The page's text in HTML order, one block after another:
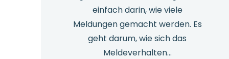
einfach darin, wie viele
Meldungen gemacht werden. Es
geht darum, wie sich das
Meldeverhalten…